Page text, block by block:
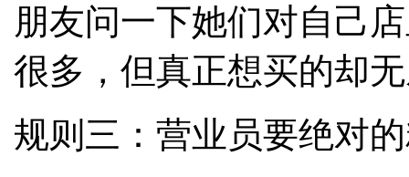
朋友问一下她们对自己
很多，但真正想买的却
规则三：营业员要绝对